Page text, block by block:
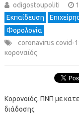
odigostoupoliti
Εκπαίδευση
Φορολογία
coronavirus covid-
κοροναϊός
Κορονοϊός. ΠΝΠ με
διάδοσης